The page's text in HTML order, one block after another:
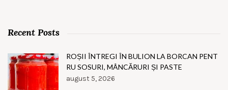
Recent Posts
ROȘII ÎNTREGI ÎN BULION LA BORCAN PENT
RU SOSURI, MÂNCĂRURI ȘI PASTE
august 5, 2026